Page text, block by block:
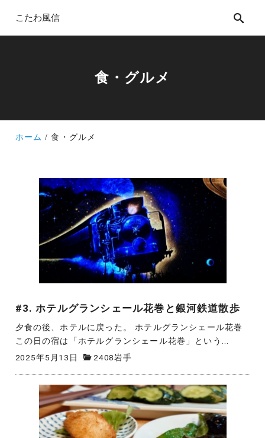
こたわ風信
食・グルメ
ホーム 食・グルメ
#3. ホテルグランシェール花巻と銀河鉄道散歩
夕食の後、ホテルに戻った。 ホテルグランシェール花巻
この日の宿は「ホテルグランシェール花巻」という...
2025年5月13日 2408岩手